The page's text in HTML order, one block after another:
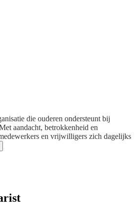
die ouderen ondersteunt bij
aandacht, betrokkenheid en
en vrijwilligers zich dagelijks